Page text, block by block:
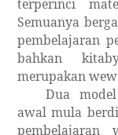
terperinci
Semuanya
pembelajaran
bahkan
merupakan
Dua
awal mula